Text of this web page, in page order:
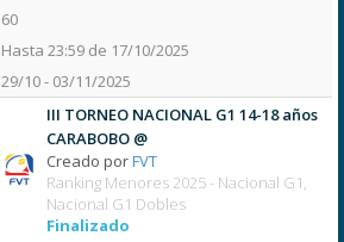
60
Hasta 23:59 de 17/10/2025
29/10 - 03/11/2025
III TORNEO NACIONAL G1 14-18 años
CARABOBO @
Creado porFVT
Ranking Menores 2025 - Nacional G1,
Nacional G1 Dobles
Finalizado